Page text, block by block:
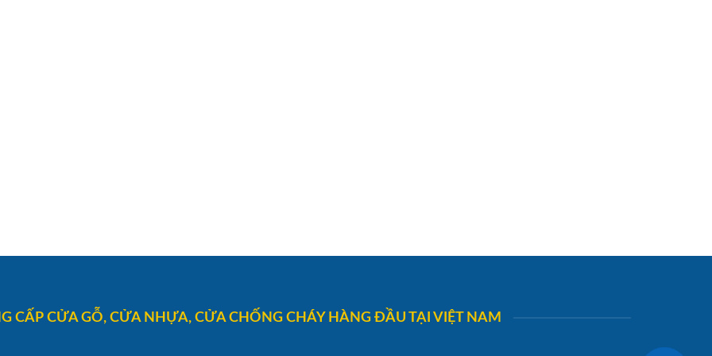
CẤP CỬA GỖ, CỬA NHỰA, CỬA CHỐNG CHÁY HÀNG ĐẦU TẠI VIỆT NAM